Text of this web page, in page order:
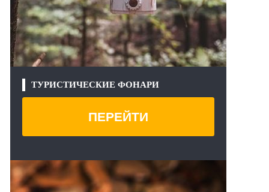
ТУРИСТИЧЕСКИЕ ФОНАРИ
ПЕРЕЙТИ